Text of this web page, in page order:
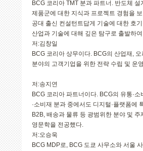
BCG 코리아 TMT 분과 파트너. 반도체
제품군에 대한 지식과 프로젝트 경험을
공대 출신 컨설턴트답게 기술에 대한 호
산업과 기술에 대해 깊은 탐구로 출발하
저:김창일
BCG 코리아 상무이다. BCG의 산업재,
분야의 고객기업을 위한 전략 수립 및 운
저:송지연
BCG 코리아 파트너이다. BCG의 유통·
·소비재 분과 중에서도 디지털·플랫폼에
B2B, 배송과 물류 등 광범위한 분야 및
영문학을 전공했다.
저:오승욱
BCG MDP로, BCG 도쿄 사무소와 서울